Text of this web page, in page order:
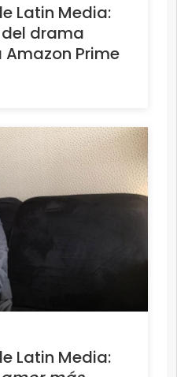
Latin Media:
drama
Prime
Latin Media: